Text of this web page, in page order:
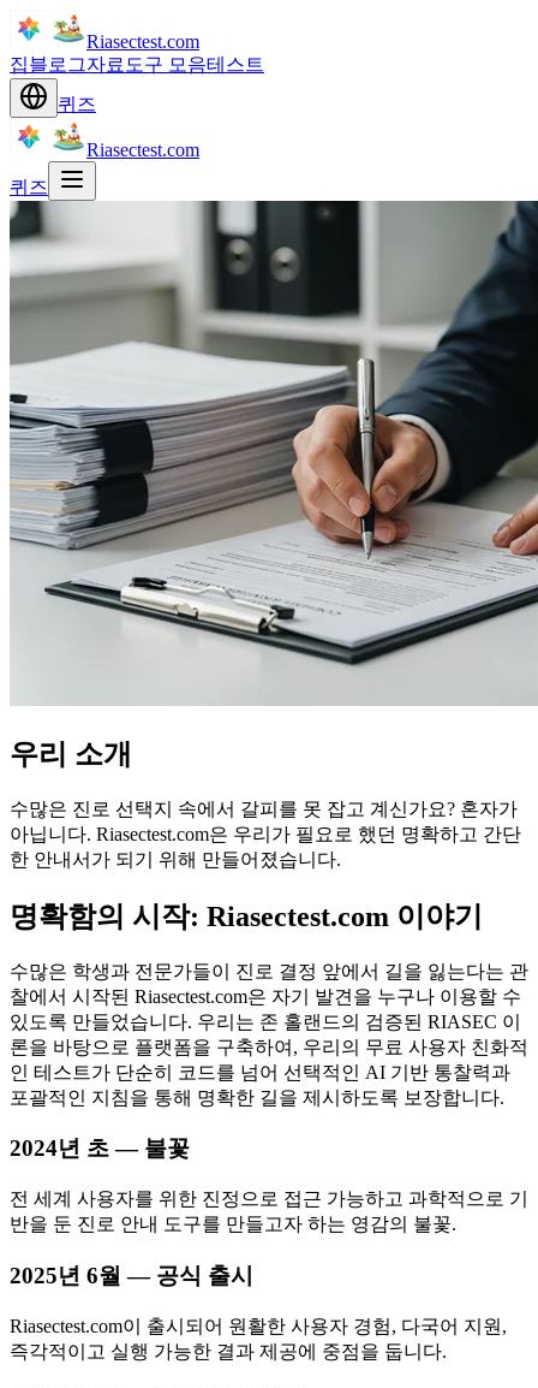
Riasectest.com
집블로그자료 도구 모음테스트
퀴즈
Riasectest.com
퀴즈
우리 소개
수많은 진로 선택지 속에서 갈피를 못 잡고 계신가요? 혼자가
아닙니다. Riasectest.com은 우리가 필요로 했던 명확하고 간단
한 안내서가 되기 위해 만들어졌습니다.
명확함의 시작: Riasectest.com 이야기
수많은 학생과 전문가들이 진로 결정 앞에서 길을 잃는다는 관
찰에서 시작된 Riasectest.com은 자기 발견을 누구나 이용할 수
있도록 만들었습니다. 우리는 존 홀랜드의 검증된 RIASEC 이
론을 바탕으로 플랫폼을 구축하여, 우리의 무료 사용자 친화적
인 테스트가 단순히 코드를 넘어 선택적인 AI 기반 통찰력과
포괄적인 지침을 통해 명확한 길을 제시하도록 보장합니다.
2024년 초 — 불꽃
전 세계 사용자를 위한 진정으로 접근 가능하고 과학적으로 기
반을 둔 진로 안내 도구를 만들고자 하는 영감의 불꽃.
2025년 6월 — 공식 출시
Riasectest.com이 출시되어 원활한 사용자 경험, 다국어 지원,
즉각적이고 실행 가능한 결과 제공에 중점을 둡니다.